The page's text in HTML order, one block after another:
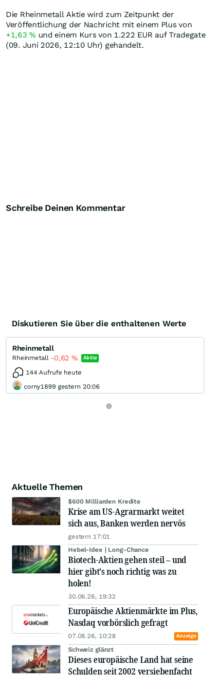
Die Rheinmetall Aktie wird zum Zeitpunkt der
Veröffentlichung der Nachricht mit einem Plus von
+1,63% und einem Kurs von 1.222 EUR auf Tradegate
(09. Juni 2026, 12:10 Uhr) gehandelt.
Schreibe Deinen Kommentar
Diskutieren Sie über die enthaltenen Werte
Rheinmetall
Rheinmetall -0,62 % Aktie
144 Aufrufe heute
corny1899 gestern 20:06
Aktuelle Themen
$600 Milliarden Kredite
Krise am US-Agrarmarkt weitet
sich aus, Banken werden nervös
gestern 17:01
Hebel-Idee | Long-Chance
Biotech-Aktien gehen steil – und
hier gibt's noch richtig was zu
holen!
30.06.26, 19:32
Europäische Aktienmärkte im Plus,
Nasdaq vorbörslich gefragt
07.08.26, 10:28 Anzeige
Schweiz glänzt
Dieses europäische Land hat seine
Schulden seit 2002 versiebenfacht